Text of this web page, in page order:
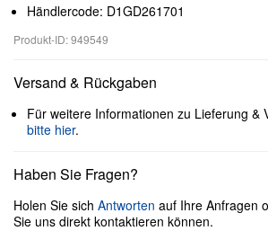
Händlercode: D1GD261701
Produkt-ID: 949549
Versand & Rückgaben
Für weitere Informationen zu Lieferung &
bitte hier.
Haben Sie Fragen?
Holen Sie sich Antworten auf Ihre Anfragen
Sie uns direkt kontaktieren können.